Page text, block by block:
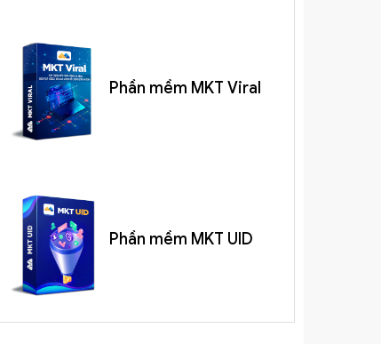
Phần mềm MKT Viral
Phần mềm MKT UID